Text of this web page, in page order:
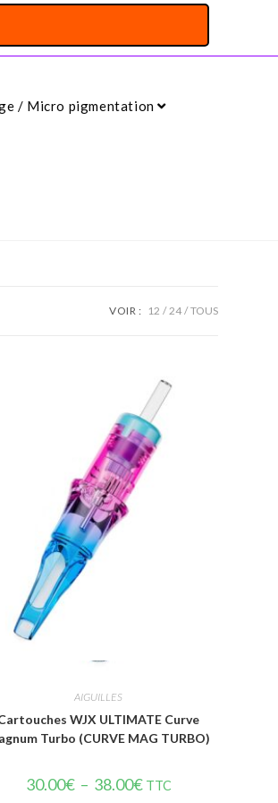
/ Micro pigmentation
VOIR : 12 24 TOUS
Vue rapide
AIGUILLES
WJX ULTIMATE Curve
Turbo (CURVE MAG TURBO)
30.00€ – 38.00€ TTC